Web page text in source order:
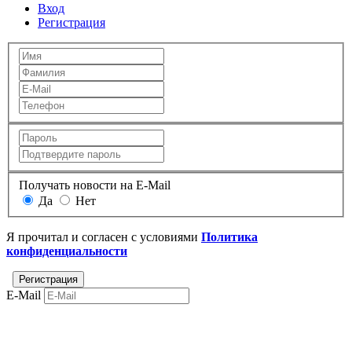
Вход
Регистрация
Получать новости на E-Mail
Да
Нет
Я прочитал и согласен с условиями Политика
конфиденциальности
E-Mail